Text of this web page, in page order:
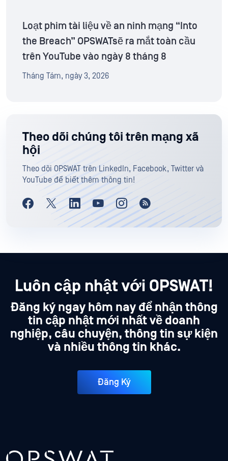
Loạt phim tài liệu về an ninh mạng “Into
the Breach” OPSWATsẽ ra mắt toàn cầu
trên YouTube vào ngày 8 tháng 8
Tháng Tám, ngày 3, 2026
Theo dõi chúng tôi trên mạng xã
hội
Theo dõi OPSWAT trên LinkedIn, Facebook, Twitter và
YouTube để biết thêm thông tin!
Luôn cập nhật với OPSWAT!
Đăng ký ngay hôm nay để nhận thông
tin cập nhật mới nhất về doanh
nghiệp, câu chuyện, thông tin sự kiện
và nhiều thông tin khác.
Đăng Ký